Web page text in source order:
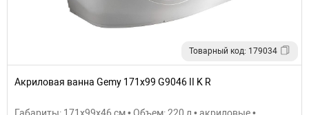
Товарный код: 179034
Акриловая ванна Gemy 171x99 G9046 II K R
Габариты: 171x99x46 см • Объем: 220 л • акриловые •